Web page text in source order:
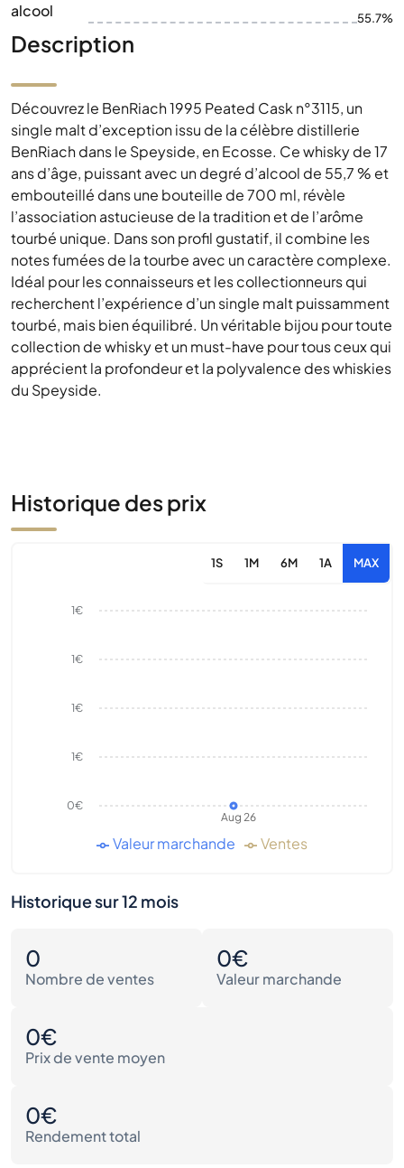
alcool
55.7%
Description
Découvrez le BenRiach 1995 Peated Cask n°3115, un
single malt d’exception issu de la célèbre distillerie
BenRiach dans le Speyside, en Ecosse. Ce whisky de 17
ans d’âge, puissant avec un degré d’alcool de 55,7 % et
embouteillé dans une bouteille de 700 ml, révèle
l’association astucieuse de la tradition et de l’arôme
tourbé unique. Dans son profil gustatif, il combine les
notes fumées de la tourbe avec un caractère complexe.
Idéal pour les connaisseurs et les collectionneurs qui
recherchent l’expérience d’un single malt puissamment
tourbé, mais bien équilibré. Un véritable bijou pour toute
collection de whisky et un must-have pour tous ceux qui
apprécient la profondeur et la polyvalence des whiskies
du Speyside.
Historique des prix
1S 1M 6M 1A MAX
Aug 26
0€
1€
1€
1€
1€
Valeur marchande Ventes
Historique sur 12 mois
0
Nombre de ventes
0€
Valeur marchande
0€
Prix de vente moyen
0€
Rendement total